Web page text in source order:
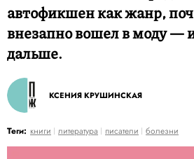
автофикшен как жанр,
внезапно вошел в моду —
дальше.
КСЕНИЯ КРУШИНСКАЯ
Теги: книги литература писатели болезни